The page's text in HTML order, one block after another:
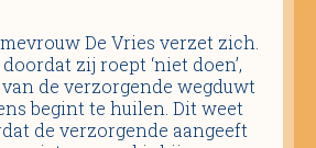
mevrouw De Vries verzet zich.
zij roept ‘niet doen’,
de verzorgende wegduwt
begint te huilen. Dit weet
de verzorgende aangeeft